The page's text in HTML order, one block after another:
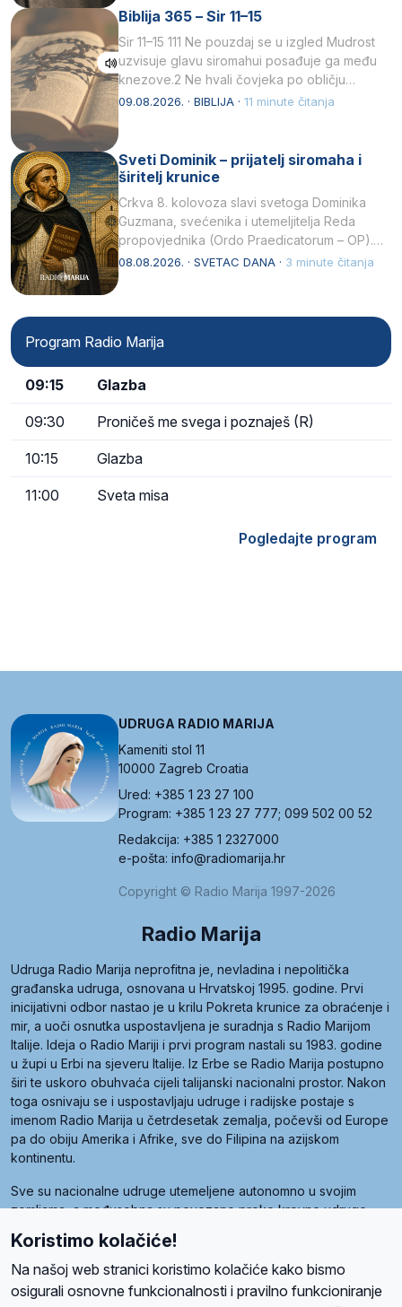
Biblija 365 – Sir 11–15
Sir 11–15 111 Ne pouzdaj se u izgled Mudrost
uzvisuje glavu siromahui posađuje ga među
knezove.2 Ne hvali čovjeka po obličju
njegovui…
09.08.2026. · BIBLIJA · 11 minute čitanja
Sveti Dominik – prijatelj siromaha i
širitelj krunice
Crkva 8. kolovoza slavi svetoga Dominika
Guzmana, svećenika i utemeljitelja Reda
propovjednika (Ordo Praedicatorum – OP).
Svojim životom, dubokom ljubavlju prema
08.08.2026. · SVETAC DANA · 3 minute čitanja
Program Radio Marija
09:15 Glazba
09:30 Proničeš me svega i poznaješ (R)
10:15 Glazba
11:00 Sveta misa
Pogledajte program
UDRUGA RADIO MARIJA
Kameniti stol 11
10000 Zagreb Croatia
Ured: +385 1 23 27 100
Program: +385 1 23 27 777; 099 502 00 52
Redakcija: +385 1 2327000
e-pošta: info@radiomarija.hr
Copyright © Radio Marija 1997-2026
Radio Marija
Udruga Radio Marija neprofitna je, nevladina i nepolitička
građanska udruga, osnovana u Hrvatskoj 1995. godine. Prvi
inicijativni odbor nastao je u krilu Pokreta krunice za obraćenje i
mir, a uoči osnutka uspostavljena je suradnja s Radio Marijom
Italije. Ideja o Radio Mariji i prvi program nastali su 1983. godine
u župi u Erbi na sjeveru Italije. Iz Erbe se Radio Marija postupno
širi te uskoro obuhvaća cijeli talijanski nacionalni prostor. Nakon
toga osnivaju se i uspostavljaju udruge i radijske postaje s
imenom Radio Marija u četrdesetak zemalja, počevši od Europe
pa do obiju Amerika i Afrike, sve do Filipina na azijskom
kontinentu.
Sve su nacionalne udruge utemeljene autonomno u svojim
zemljama, a međusobna su povezane preko krovne udruge
Radio Maria). Svjetsku obitelj utemeljilo je sedam članica, među
kojima je i hrvatska Udruga Radio Marija.
Koristimo kolačiće!
Na našoj web stranici koristimo kolačiće kako bismo
osigurali osnovne funkcionalnosti i pravilno funkcioniranje